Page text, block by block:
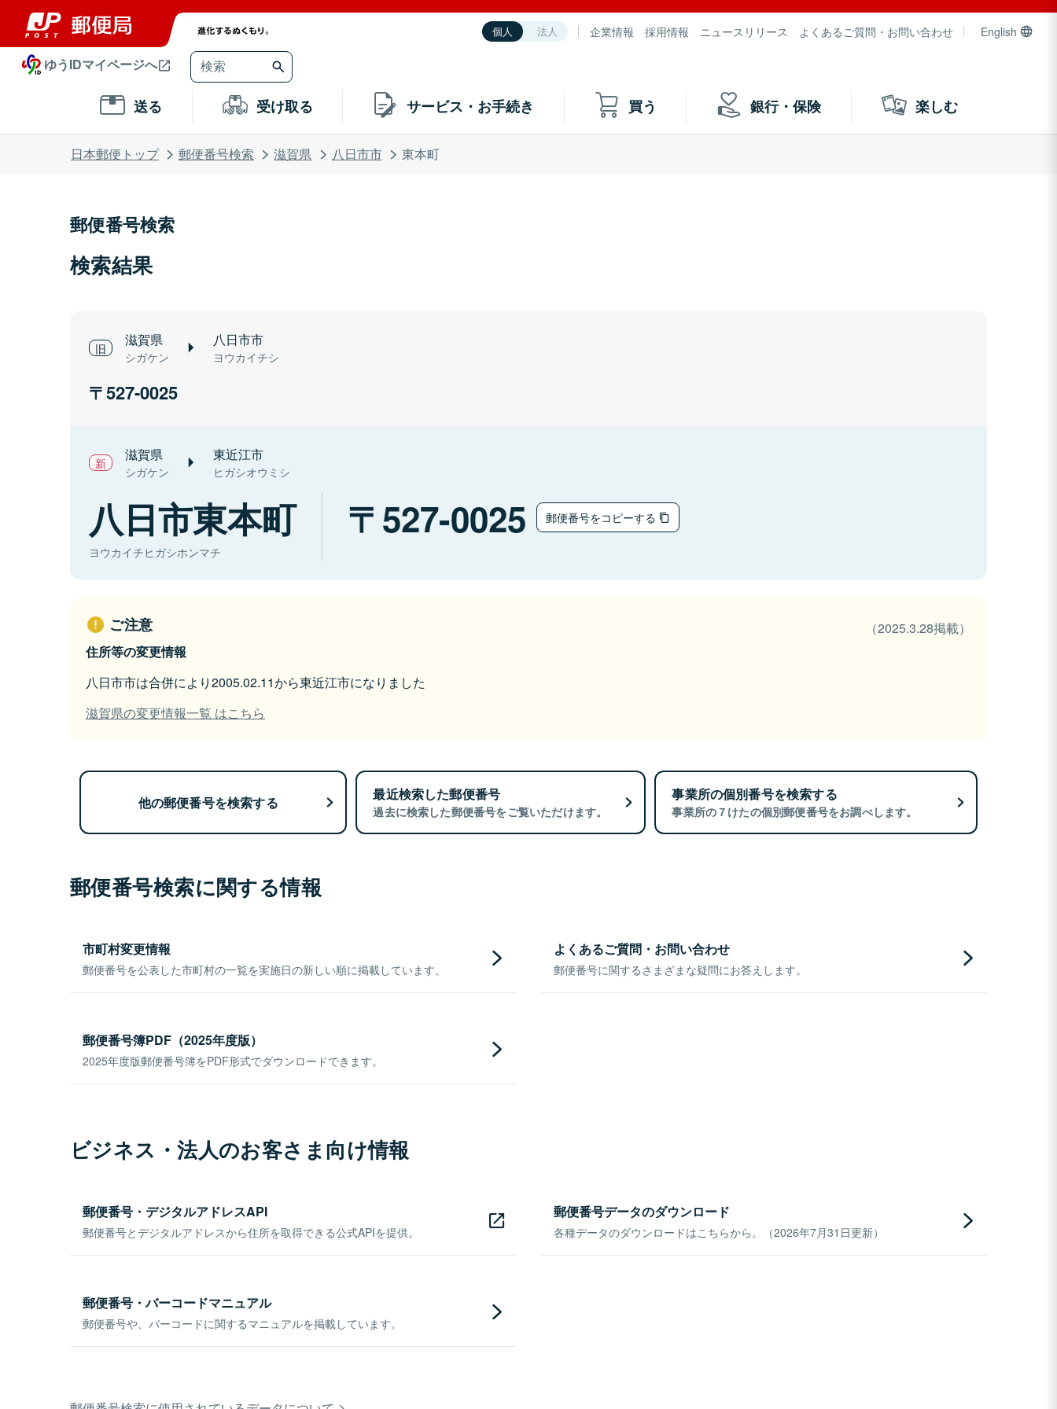
個人 法人 企業情報 採用情報 ニュースリリース よくあるご質問・お問い合わせ English
ゆうIDマイページへ
送る 受け取る サービス・お手続き 買う 銀行・保険 楽しむ
日本郵便トップ 郵便番号検索 滋賀県 八日市市 東本町
郵便番号検索
検索結果
滋賀県
シガケン
八日市市
ヨウカイチシ
527-0025
滋賀県
シガケン
東近江市
ヒガシオウミシ
八日市東本町
ヨウカイチヒガシホンマチ
527-0025 郵便番号をコピーする
ご注意
（2025.3.28掲載）
住所等の変更情報
八日市市は合併により2005.02.11から東近江市になりました
滋賀県の変更情報一覧 はこちら
他の郵便番号を検索する 最近検索した郵便番号
過去に検索した郵便番号をご覧いただけます。
事業所の個別番号を検索する
事業所の７けたの個別郵便番号をお調べします。
郵便番号検索に関する情報
市町村変更情報
郵便番号を公表した市町村の一覧を実施日の新しい順に掲載しています。
よくあるご質問・お問い合わせ
郵便番号に関するさまざまな疑問にお答えします。
郵便番号簿PDF（2025年度版）
2025年度版郵便番号簿をPDF形式でダウンロードできます。
ビジネス・法人のお客さま向け情報
郵便番号・デジタルアドレスAPI
郵便番号とデジタルアドレスから住所を取得できる公式APIを提供。
郵便番号データのダウンロード
各種データのダウンロードはこちらから。（2026年7月31日更新）
郵便番号・バーコードマニュアル
郵便番号や、バーコードに関するマニュアルを掲載しています。